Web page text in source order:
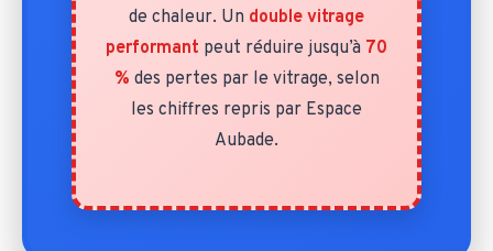
de chaleur. Un double vitrage
performant peut réduire jusqu’à 70
% des pertes par le vitrage, selon
les chiffres repris par Espace
Aubade.